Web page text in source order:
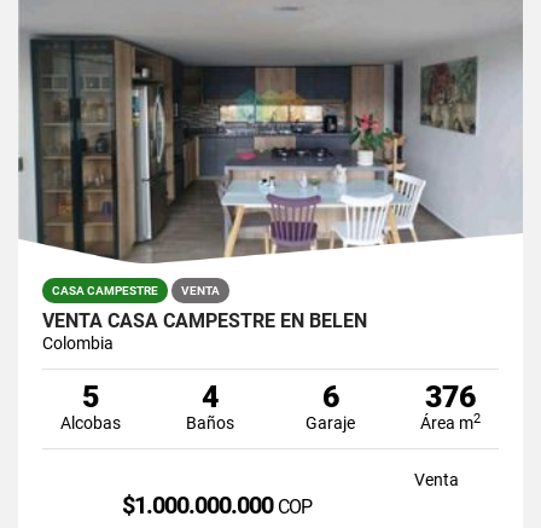
CASA CAMPESTRE VENTA
VENTA CASA CAMPESTRE EN BELEN
Colombia
5
Alcobas
4
Baños
6
Garaje
376
Área m2
Venta
$1.000.000.000 COP